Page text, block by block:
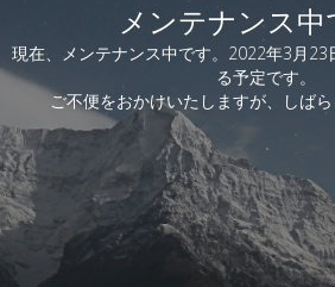
メンテナンス中
現在、メンテナンス中です。2022年3月23
る予定です。
ご不便をおかけいたしますが、しばら